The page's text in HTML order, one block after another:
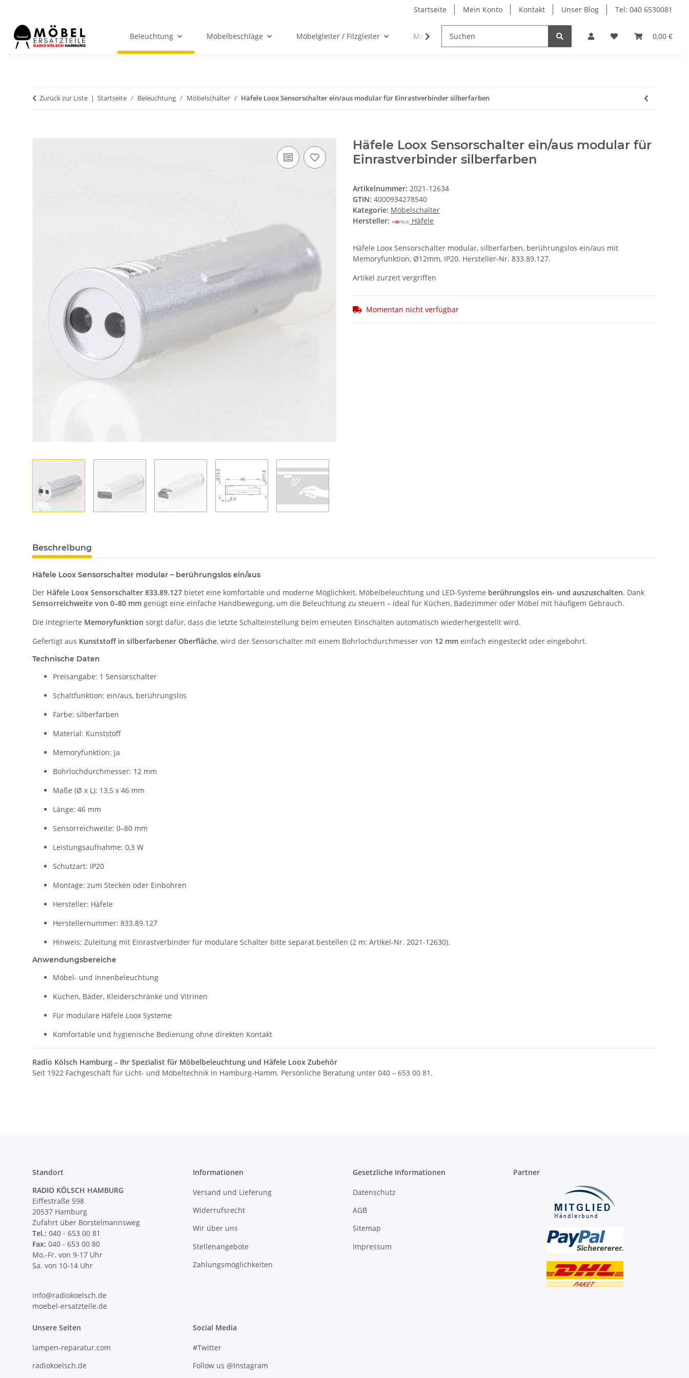
Startseite Mein Konto Kontakt Unser Blog Tel: 040 6530081
0,00 €
Beleuchtung Möbelbeschläge Möbelgleiter / Filzgleiter Möbelgriffe Regalbodenträger
Zurück zur Liste Startseite Beleuchtung Möbelschalter Häfele Loox Sensorschalter ein/aus modular für Einrastverbinder silberfarben
Häfele Loox Sensorschalter ein/aus modular für
Einrastverbinder silberfarben
Artikelnummer: 2021-12634
GTIN: 4000934278540
Kategorie: Möbelschalter
Hersteller:
Häfele
Häfele Loox Sensorschalter modular, silberfarben, berührungslos ein/aus mit
Memoryfunktion, Ø12mm, IP20. Hersteller-Nr. 833.89.127.
Artikel zurzeit vergriffen
Momentan nicht verfügbar
Beschreibung
Häfele Loox Sensorschalter modular – berührungslos ein/aus
Der Häfele Loox Sensorschalter 833.89.127 bietet eine komfortable und moderne Möglichkeit, Möbelbeleuchtung und LED-Systeme berührungslos ein- und auszuschalten. Dank
Sensorreichweite von 0–80 mm genügt eine einfache Handbewegung, um die Beleuchtung zu steuern – ideal für Küchen, Badezimmer oder Möbel mit häufigem Gebrauch.
Die integrierte Memoryfunktion sorgt dafür, dass die letzte Schalteinstellung beim erneuten Einschalten automatisch wiederhergestellt wird.
Gefertigt aus Kunststoff in silberfarbener Oberfläche, wird der Sensorschalter mit einem Bohrlochdurchmesser von 12 mm einfach eingesteckt oder eingebohrt.
Technische Daten
Preisangabe: 1 Sensorschalter
Schaltfunktion: ein/aus, berührungslos
Farbe: silberfarben
Material: Kunststoff
Memoryfunktion: ja
Bohrlochdurchmesser: 12 mm
Maße (Ø x L): 13,5 x 46 mm
Länge: 46 mm
Sensorreichweite: 0–80 mm
Leistungsaufnahme: 0,3 W
Schutzart: IP20
Montage: zum Stecken oder Einbohren
Hersteller: Häfele
Herstellernummer: 833.89.127
Hinweis: Zuleitung mit Einrastverbinder für modulare Schalter bitte separat bestellen (2 m: Artikel-Nr. 2021-12630).
Anwendungsbereiche
Möbel- und Innenbeleuchtung
Küchen, Bäder, Kleiderschränke und Vitrinen
Für modulare Häfele Loox Systeme
Komfortable und hygienische Bedienung ohne direkten Kontakt
Radio Kölsch Hamburg – Ihr Spezialist für Möbelbeleuchtung und Häfele Loox Zubehör
Seit 1922 Fachgeschäft für Licht- und Möbeltechnik in Hamburg-Hamm. Persönliche Beratung unter 040 – 653 00 81.
Standort
RADIO KÖLSCH HAMBURG
Eiffestraße 598
20537 Hamburg
Zufahrt über Borstelmannsweg
Tel.: 040 - 653 00 81
Fax: 040 - 653 00 80
Mo.-Fr. von 9-17 Uhr
Sa. von 10-14 Uhr
info@radiokoelsch.de
moebel-ersatzteile.de
Informationen
Versand und Lieferung
Widerrufsrecht
Wir über uns
Stellenangebote
Zahlungsmöglichkeiten
Gesetzliche Informationen
Datenschutz
AGB
Sitemap
Impressum
Partner
Unsere Seiten
lampen-reparatur.com
radiokoelsch.de
Social Media
#Twitter
Follow us @Instagram